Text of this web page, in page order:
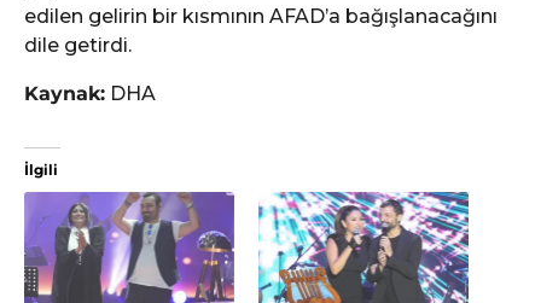
edilen gelirin bir kısmının AFAD’a bağışlanacağını
dile getirdi.
Kaynak: DHA
İlgili